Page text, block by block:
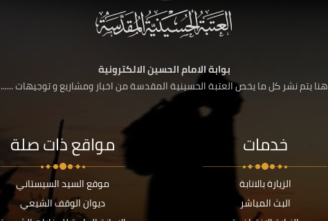
بوابة الامام الحسين الالكترونية
هنا يتم نشر كل ما يخص العتبة الحسينية المقدسة من اخبار ومشاريع و توجيهات ......
خدمات
الزيارة بالانابة
البث المباشر
مواقع ذات صلة
موقع السيد السيستاني
ديوان الوقف الشيعي